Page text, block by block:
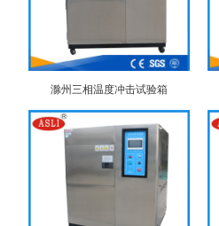
滁州三相温度冲击试验箱